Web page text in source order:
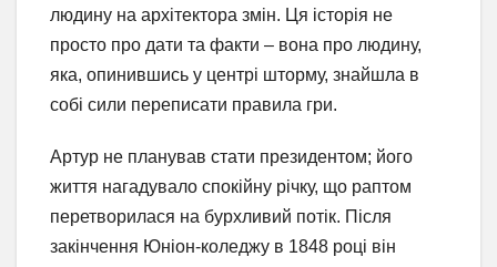
людину на архітектора змін. Ця історія не
просто про дати та факти – вона про людину,
яка, опинившись у центрі шторму, знайшла в
собі сили переписати правила гри.
Артур не планував стати президентом; його
життя нагадувало спокійну річку, що раптом
перетворилася на бурхливий потік. Після
закінчення Юніон-коледжу в 1848 році він